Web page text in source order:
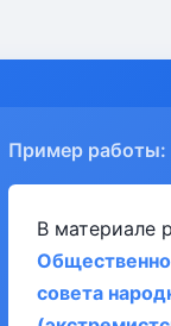
Пример
В материале
совета